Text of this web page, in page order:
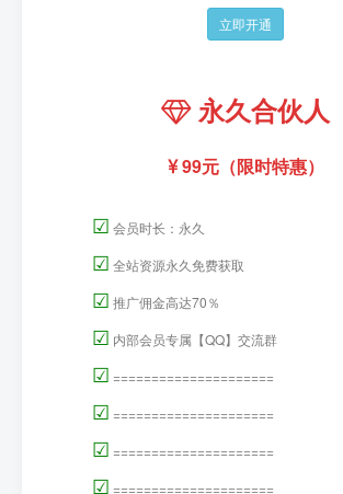
立即开通
永久合伙人
99元（限时特惠）
☑ 会员时长：永久
☑ 全站资源永久免费获取
☑ 推广佣金高达70％
☑ 内部会员专属【QQ】交流群
☑ =====================
☑ =====================
☑ =====================
☑ =====================